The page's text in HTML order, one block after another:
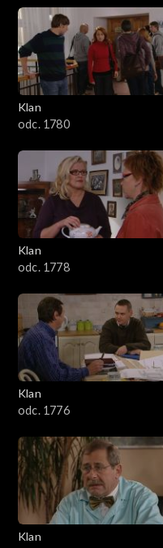
1101–1200
1001–1100
901–1000
801–900
701–800
601–700
501–600
401–500
301–400
201–300
101–200
1–100
Klan
odc. 1780
Klan
odc. 1778
Klan
odc. 1776
Klan